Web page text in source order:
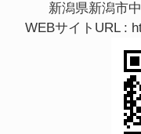
新潟県新潟市
WEBサイトURL :